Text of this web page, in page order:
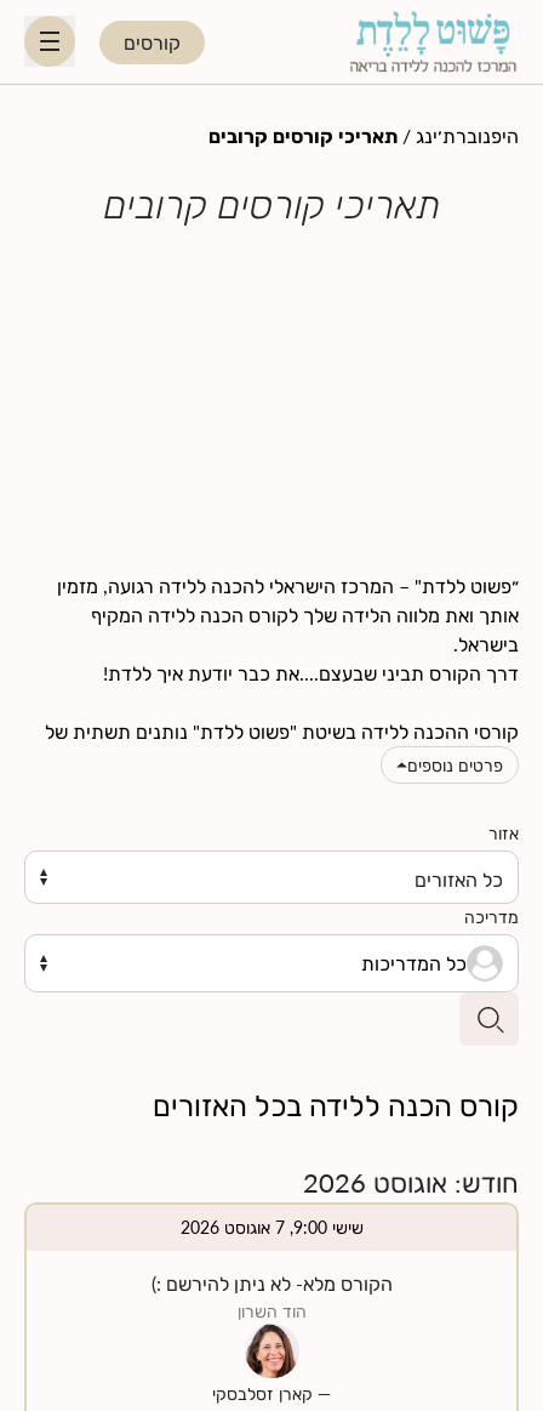
קורסים
היפנוברת׳ינג
צרי קשר
היפנוברת׳ינג/ תאריכי קורסים קרובים
תאריכי קורסים קרובים
״פשוט ללדת" – המרכז הישראלי להכנה ללידה רגועה, מזמין
אותך ואת מלווה הלידה שלך לקורס הכנה ללידה המקיף
קורסי ההכנה ללידה בשיטת "פשוט ללדת" נותנים תשתית של
קורס הכנה ללידה "רגיל" ובנוסף תכנים נוספים ומתקדמים יותר,
התורמים ליצירת חוויית לידה טובה ומעצימה ככל האפשר –
הנלמדים בקורס את מוזמנת לראות את עמודתוכן הקורס, ואם
יש לך שאלות נוספות תסתכלי בעמוד
הקורס בנוי במתכונת של סדנה. כל אחד מחמשת המפגשים
השבועיים, שאורכו של כל מפגש שלוש שעות, כולל תרגול דינמי
לצד מידע חשוב וטיפים שתזדקקו להם לקראת ההיריון והלידה.
הבונוס השבועיים והחינמיים בזום של מרכז פשוט ללדת, שמלווים
אנו ממליצות להתחיל את הקורס בין שבועות 22-32 להיריון.
הכניסי מטה את האזור בו תרצי ללמוד והמערכת תציג עבורך
שימי לב כי ניתן לעבור את הקורס באופן פרונטלי או באופן מקוון,
אך חי (כלומר לא קורס מוקלט אלא קורס חי דרך הזום). ליד כל
קורס רשום באיזה אופן הוא מועבר.
- שימי לב כי רוב קופות החולים מאפשרות
קבלת החזר עבור קורס ההכנה ללידה שלנו, וניתן לקבל עד
פרטים נוספים
אזור
כל האזורים
מדריכה
כל המדריכות
קורס הכנה ללידה בכל האזורים
חודש: אוגוסט 2026
שישי 9:00, 7 אוגוסט 2026
הקורס מלא- לא ניתן להירשם :)
הוד השרון
— קארן זסלבסקי